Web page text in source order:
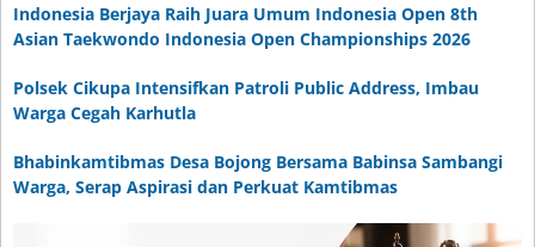
Indonesia Berjaya Raih Juara Umum Indonesia Open 8th
Asian Taekwondo Indonesia Open Championships 2026
Polsek Cikupa Intensifkan Patroli Public Address, Imbau
Warga Cegah Karhutla
Bhabinkamtibmas Desa Bojong Bersama Babinsa Sambangi
Warga, Serap Aspirasi dan Perkuat Kamtibmas